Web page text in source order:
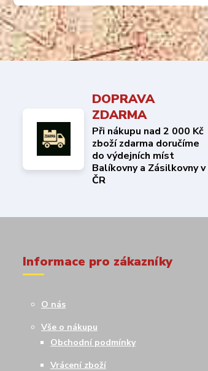
DOPRAVA
ZDARMA
Při nákupu nad 2 000 Kč
zboží zdarma doručíme
do výdejních míst
Balíkovny a Zásilkovny v
ČR
Informace pro zákazníky
O nás
Vše o nákupu
Obchodní podmínky
Vrácení zboží